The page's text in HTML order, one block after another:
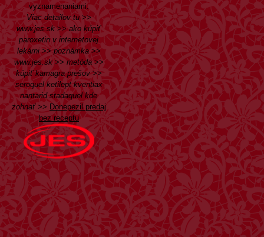
vyznamenaniami.
Viac detailov tu>>
www.jes.sk>>ako kúpiť
paroxetin v internetovej
lekárni>>poznámka>>
www.jes.sk>>metóda>>
kúpiť kamagra prešov>>
seroquel ketilept kventiax
nantarid stadaquel kde
zohnať>> Donepezil predaj
bez receptu